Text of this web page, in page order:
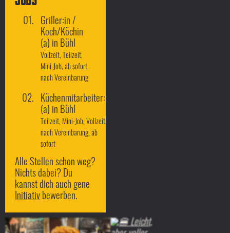
Griller:in /
Koch/Köchin
(a) in Bühl
Vollzeit, Teilzeit,
Mini-Job, ab sofort,
nach Vereinbarung
Küchenmitarbeiter:in
(a) in Bühl
Teilzeit, Mini-Job, Vollzeit,
nach Vereinbarung, ab
sofort
Alle Stellen schon weg?
Nichts dabei? Du
kannst dich auch gene
Initiativ bewerben.